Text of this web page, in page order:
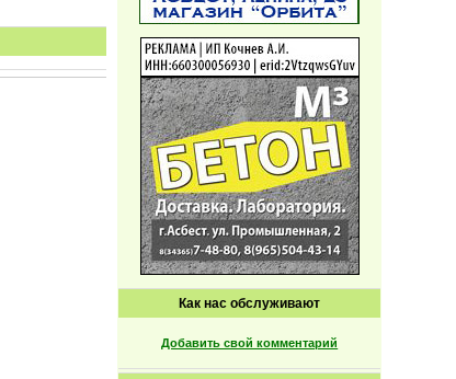
Как нас обслуживают
Добавить свой комментарий